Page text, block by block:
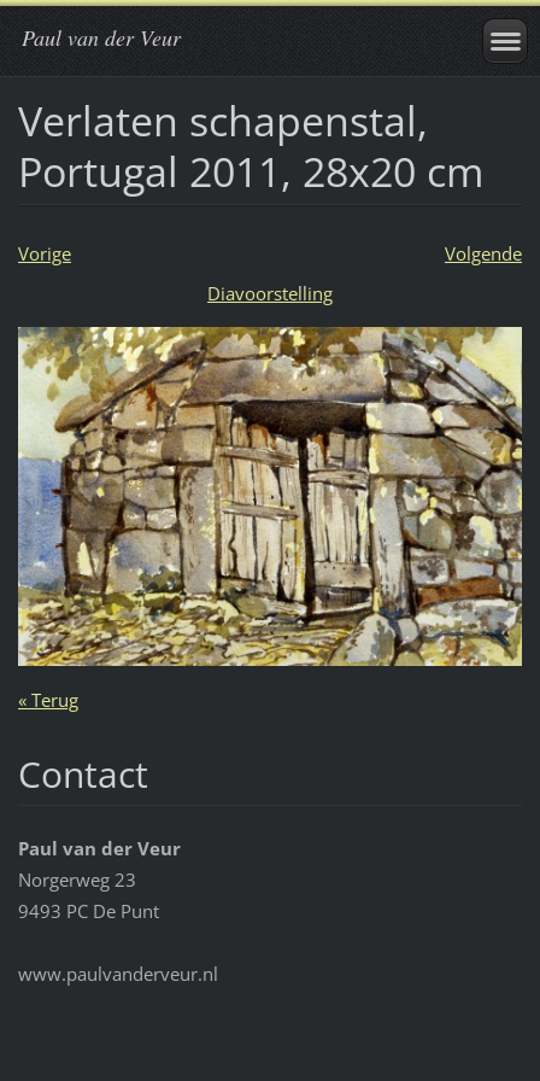
Paul van der Veur
Verlaten schapenstal,
Portugal 2011, 28x20 cm
Vorige
Volgende
Diavoorstelling
« Terug
Contact
Paul van der Veur
Norgerweg 23
9493 PC De Punt
www.paulvanderveur.nl